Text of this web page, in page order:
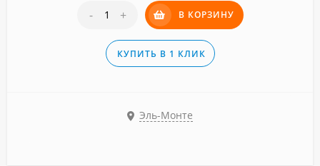
- + В КОРЗИНУ
КУПИТЬ В 1 КЛИК
Эль-Монте